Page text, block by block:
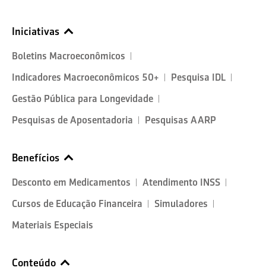
Iniciativas
Boletins Macroeconômicos
Indicadores Macroeconômicos 50+
Pesquisa IDL
Gestão Pública para Longevidade
Pesquisas de Aposentadoria
Pesquisas AARP
Benefícios
Desconto em Medicamentos
Atendimento INSS
Cursos de Educação Financeira
Simuladores
Materiais Especiais
Conteúdo